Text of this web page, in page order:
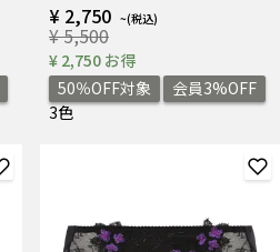
¥ 2,750
¥ 5,500
¥ 2,750 お得
50％OFF対象
会員3%OFF
3色